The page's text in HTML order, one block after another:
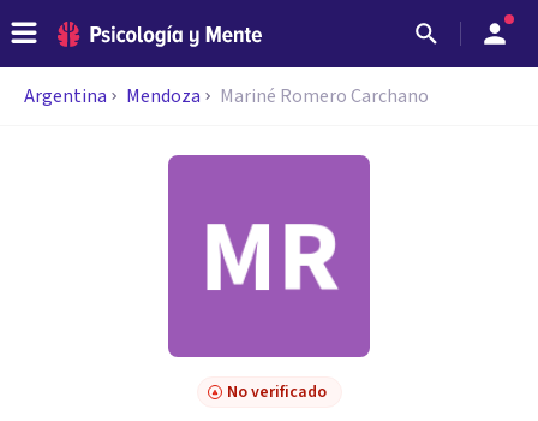
Argentina Mendoza Mariné Romero Carchano
No verificado